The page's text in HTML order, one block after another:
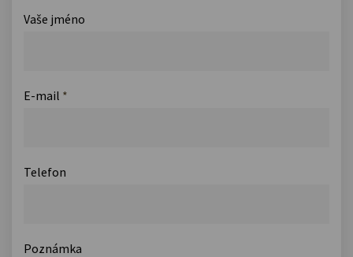
Vaše jméno
E-mail *
Telefon
Poznámka